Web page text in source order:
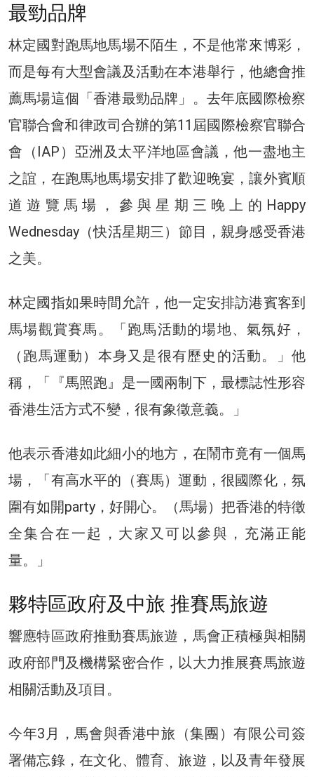
最勁品牌
林定國對跑馬地馬場不陌生，不是他常來博彩，
而是每有大型會議及活動在本港舉行，他總會推
薦馬場這個「香港最勁品牌」。去年底國際檢察
官聯合會和律政司合辦的第11屆國際檢察官聯合
會（IAP）亞洲及太平洋地區會議，他一盡地主
之誼，在跑馬地馬場安排了歡迎晚宴，讓外賓順
道遊覽馬場，參與星期三晚上的Happy
Wednesday（快活星期三）節目，親身感受香港
之美。
林定國指如果時間允許，他一定安排訪港賓客到
馬場觀賞賽馬。「跑馬活動的場地、氣氛好，
（跑馬運動）本身又是很有歷史的活動。」他
稱，「『馬照跑』是一國兩制下，最標誌性形容
香港生活方式不變，很有象徵意義。」
他表示香港如此細小的地方，在鬧市竟有一個馬
場，「有高水平的（賽馬）運動，很國際化，氛
圍有如開party，好開心。（馬場）把香港的特徵
全集合在一起，大家又可以參與，充滿正能
量。」
夥特區政府及中旅 推賽馬旅遊
響應特區政府推動賽馬旅遊，馬會正積極與相關
政府部門及機構緊密合作，以大力推展賽馬旅遊
相關活動及項目。
今年3月，馬會與香港中旅（集團）有限公司簽
署備忘錄，在文化、體育、旅遊，以及青年發展